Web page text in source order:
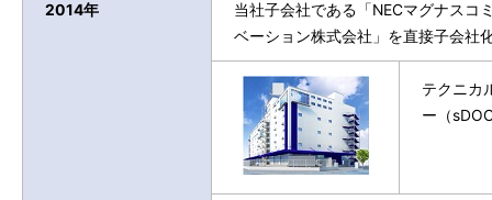
2014年
当社子会社である「NECマグナスコ
ベーション株式会社」を直接子会社
テクニカ
ー（